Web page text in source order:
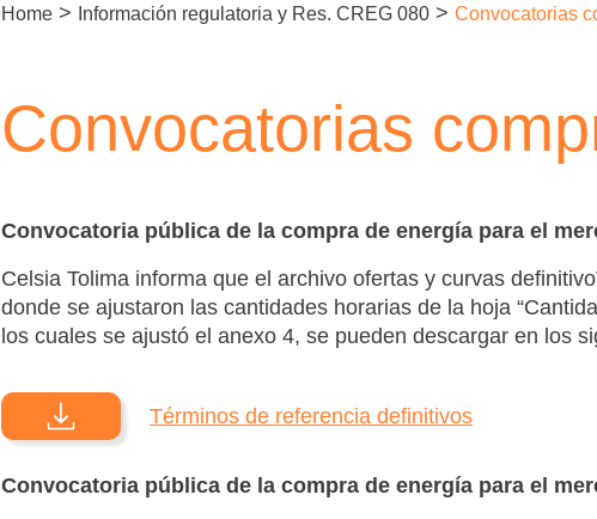
Home > Información regulatoria y Res. CREG 080 > Convocatorias
Convocatorias
Convocatoria pública de la compra de energía para el
Celsia Tolima informa que el archivo ofertas y curvas
donde se ajustaron las cantidades horarias de la hoja
los cuales se ajustó el anexo 4, se pueden descargar en los
Términos de referencia definitivos
Convocatoria pública de la compra de energía para el